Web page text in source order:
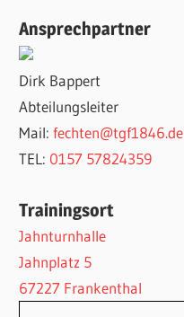
Ansprechpartner
Dirk Bappert
Abteilungsleiter
Mail:fechten@tgf1846.de
TEL: 0157 57824359
Trainingsort
Jahnturnhalle
Jahnplatz 5
67227 Frankenthal